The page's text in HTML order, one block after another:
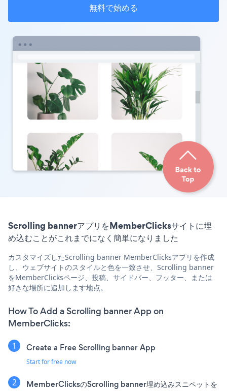
無料で始める
Scrolling bannerアプリをMemberClicksサイトに埋
め込むことがこれまでになく簡単になりました
カスタマイズしたScrolling banner MemberClicksアプリを作成
し、ウェブサイトのスタイルと色を一致させ、Scrolling banner
をMemberClicksページ、投稿、サイドバー、フッター、または
好きな場所に追加します地点。
How To Add a Scrolling banner App on
MemberClicks:
Create a Free Scrolling banner App
Start for free now
MemberClicksのScrolling banner埋め込みスニペットを